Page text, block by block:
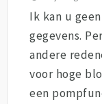
Ik kan u
gegevens.
andere
voor hoge
een